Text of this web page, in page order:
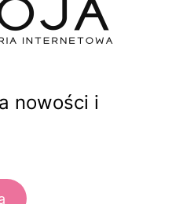
nowości i